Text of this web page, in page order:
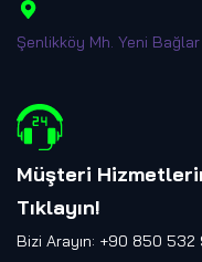
Şenlikköy Mh. Yeni
Müşteri
Tıklayın!
Bizi Arayın: +90 850 532